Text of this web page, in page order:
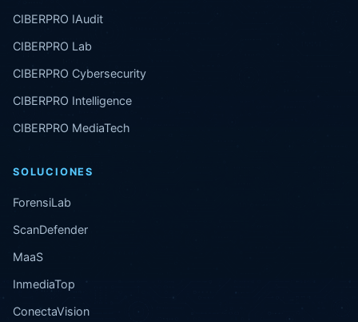
CIBERPRO IAudit
CIBERPRO Lab
CIBERPRO Cybersecurity
CIBERPRO Intelligence
CIBERPRO MediaTech
SOLUCIONES
ForensiLab
ScanDefender
MaaS
InmediaTop
ConectaVision